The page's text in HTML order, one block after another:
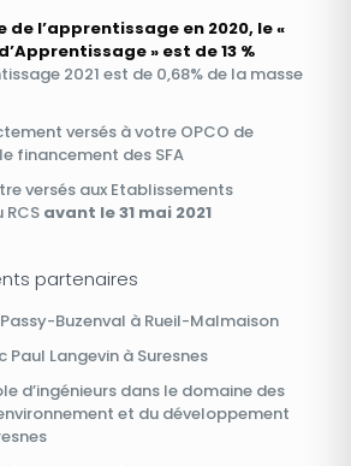
de l’apprentissage en 2020, le «
» est de 13 %
2021 est de 0,68% de la masse
versés à votre OPCO de
financement des SFA
versés aux Etablissements
avant le 31 mai 2021
partenaires
Passy-Buzenval à Rueil-Malmaison
Paul Langevin à Suresnes
d’ingénieurs dans le domaine des
et du développement